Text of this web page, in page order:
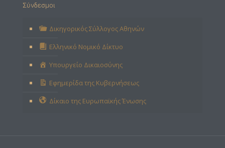
Σύνδεσμοι
Δικηγορικός Σύλλογος Αθηνών
Ελληνικό Νομικό Δίκτυο
Υπουργείο Δικαιοσύνης
Εφημερίδα της Κυβερνήσεως
Δίκαιο της Ευρωπαϊκής Ένωσης